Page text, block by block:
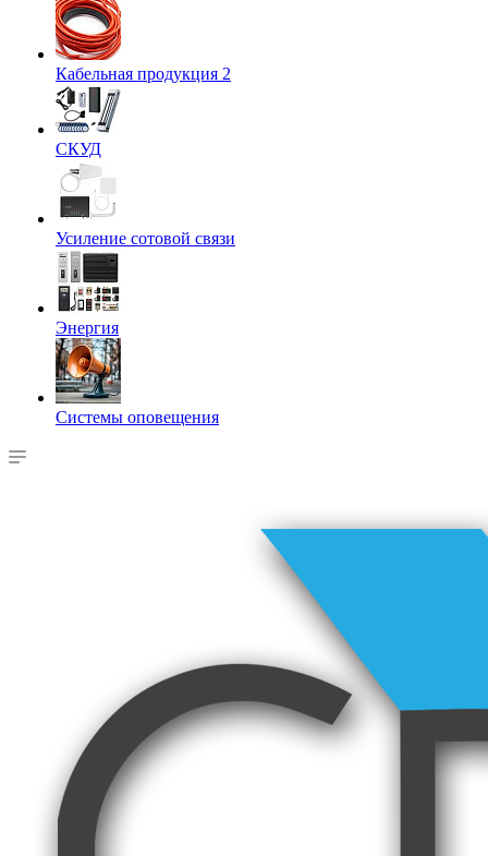
Кабельная продукция 2
СКУД
Усиление сотовой связи
Энергия
Системы оповещения